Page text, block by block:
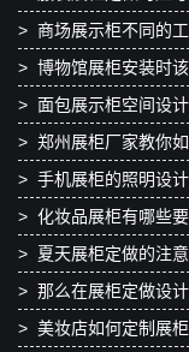
> 商场展示柜不同的
> 博物馆展柜安装时
> 面包展示柜空间设
> 郑州展柜厂家教你
> 手机展柜的照明设
> 化妆品展柜有哪些要
> 夏天展柜定做的注
> 那么在展柜定做设
> 美妆店如何定制展柜